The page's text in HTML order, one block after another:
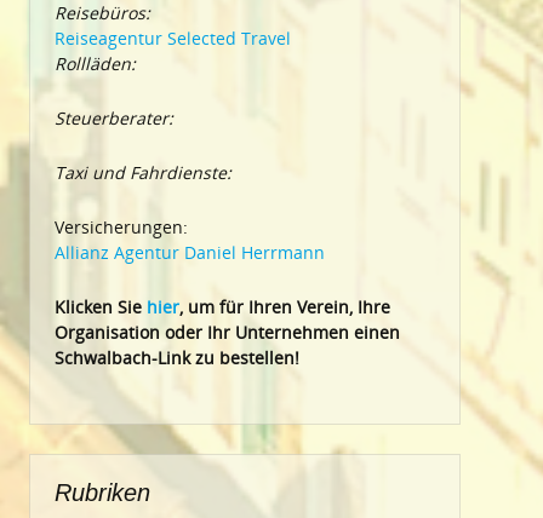
Reisebüros:
Reiseagentur Selected Travel
Rollläden:
Steuerberater:
Taxi und Fahrdienste:
Versicherungen:
Allianz Agentur Daniel Herrmann
Klicken Sie hier, um für Ihren Verein, Ihre
Organisation oder Ihr Unternehmen einen
Schwalbach-Link zu bestellen!
Rubriken